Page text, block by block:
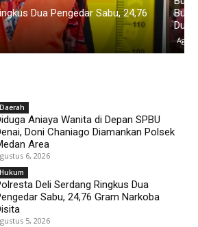
Kasus Penganiayaan di
Daerah
Aniaya Wanita di Depan SPBU
Doni Chaniago Diamankan Polsek
Area
6, 2026
Hukum
Deli Serdang Ringkus Dua
Sabu, 24,76 Gram Narkoba
5, 2026